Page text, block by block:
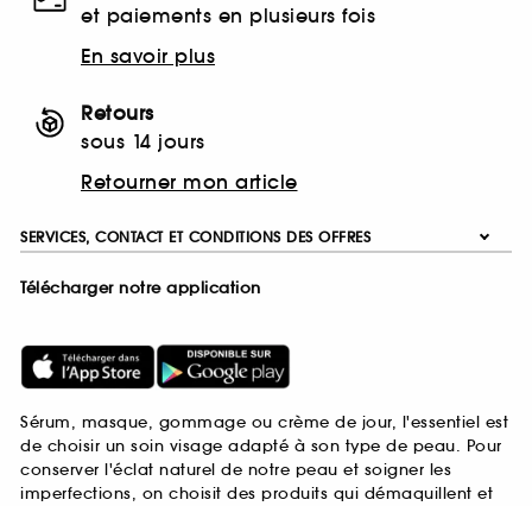
et paiements en plusieurs fois
En savoir plus
Retours
sous 14 jours
Retourner mon article
SERVICES, CONTACT ET CONDITIONS DES OFFRES
Télécharger notre application
Sérum, masque, gommage ou crème de jour, l'essentiel est
de choisir un soin visage adapté à son type de peau. Pour
conserver l'éclat naturel de notre peau et soigner les
imperfections, on choisit des produits qui démaquillent et